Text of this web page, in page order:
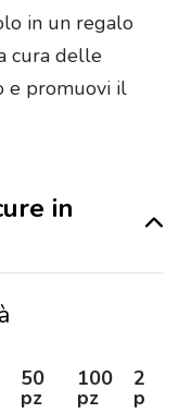
in un regalo
cura delle
e promuovi il
in
50
pz
100
pz
250
pz